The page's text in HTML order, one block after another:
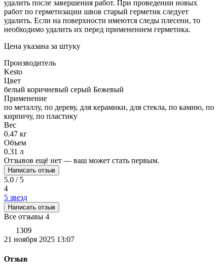
удалить после завершения работ. При проведении новых
работ по герметизации швов старый герметик следует
удалить. Если на поверхности имеются следы плесени, то
необходимо удалить их перед применением герметика.
Цена указана за штуку
Производитель
Kesto
Цвет
белый коричневый серый Бежевый
Применение
по металлу, по дереву, для керамики, для стекла, по камню, по
кирпичу, по пластику
Вес
0.47 кг
Объем
0.31 л
Отзывов ещё нет — ваш может стать первым.
Написать отзыв
5.0 / 5
4
5 звезд
Написать отзыв
Все отзывы 4
1309
21 ноября 2025 13:07
Отзыв